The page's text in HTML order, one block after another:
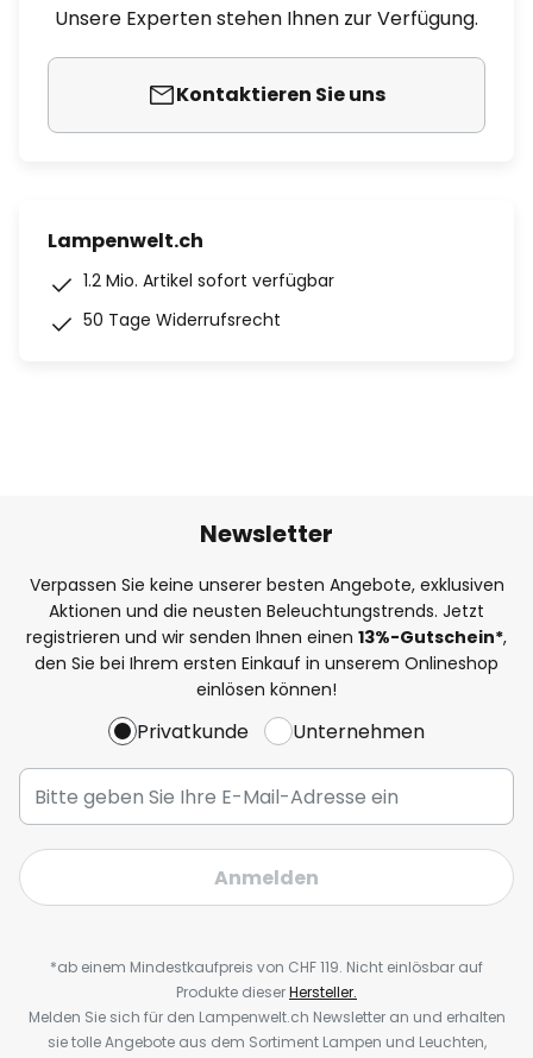
Unsere Experten stehen Ihnen zur Verfügung.
Kontaktieren Sie uns
Lampenwelt.ch
1.2 Mio. Artikel sofort verfügbar
50 Tage Widerrufsrecht
Newsletter
Verpassen Sie keine unserer besten Angebote, exklusiven
Aktionen und die neusten Beleuchtungstrends. Jetzt
registrieren und wir senden Ihnen einen 13%-Gutschein*,
den Sie bei Ihrem ersten Einkauf in unserem Onlineshop
einlösen können!
Privatkunde Unternehmen
Anmelden
*ab einem Mindestkaufpreis von CHF 119. Nicht einlösbar auf
Produkte dieserHersteller.
Melden Sie sich für den Lampenwelt.ch Newsletter an und erhalten
sie tolle Angebote aus dem Sortiment Lampen und Leuchten,